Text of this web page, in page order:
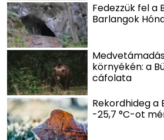
Fedezzük fel a
Barlangok
környékén: a
cáfolata
Rekordhideg a
-25,7 °C-ot